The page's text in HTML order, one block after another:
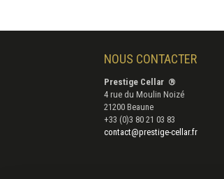
NOUS CONTACTER
Prestige Cellar ®
4 rue du Moulin Noizé
21200 Beaune
+33 (0)3 80 21 03 83
contact@prestige-cellar.fr